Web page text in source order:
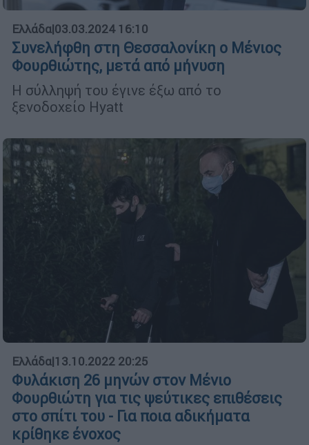
Ελλάδα|03.03.2024 16:10
Συνελήφθη στη Θεσσαλονίκη ο Μένιος
Φουρθιώτης, μετά από μήνυση
Η σύλληψή του έγινε έξω από το
ξενοδοχείο Hyatt
Ελλάδα|13.10.2022 20:25
Φυλάκιση 26 μηνών στον Μένιο
Φουρθιώτη για τις ψεύτικες επιθέσεις
στο σπίτι του - Για ποια αδικήματα
κρίθηκε ένοχος